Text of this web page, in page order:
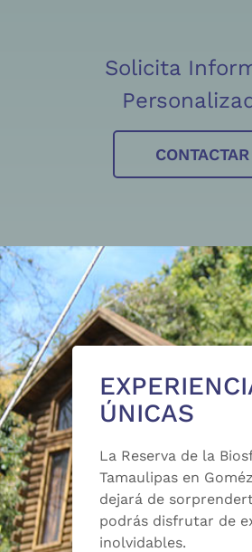
Solicita
CONTACTAR
ÚNICAS
La Reserva de la
Tamaulipas en
dejará de
podrás disfrutar de
inolvidables.